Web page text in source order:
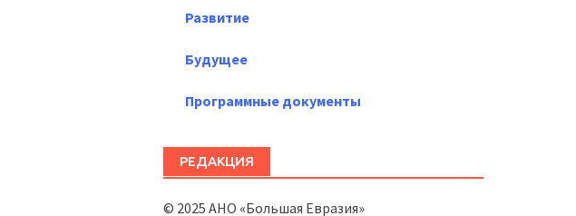
Развитие
Будущее
Программные документы
РЕДАКЦИЯ
© 2025 АНО «Большая Евразия»